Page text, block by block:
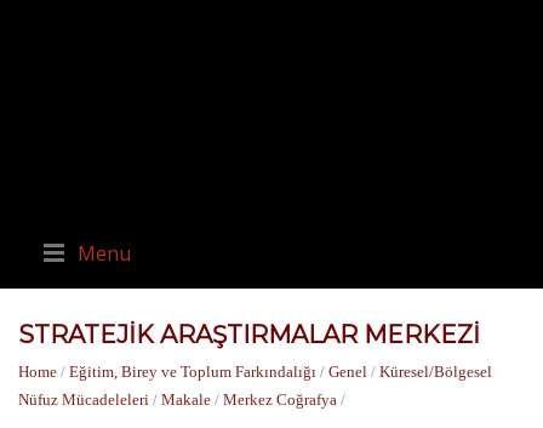
Menu
STRATEJIK ARAŞTIRMALAR MERKEZI
Home / Eğitim, Birey ve Toplum Farkındalığı / Genel / Küresel/Bölgesel
Nüfuz Mücadeleleri / Makale / Merkez Coğrafya /